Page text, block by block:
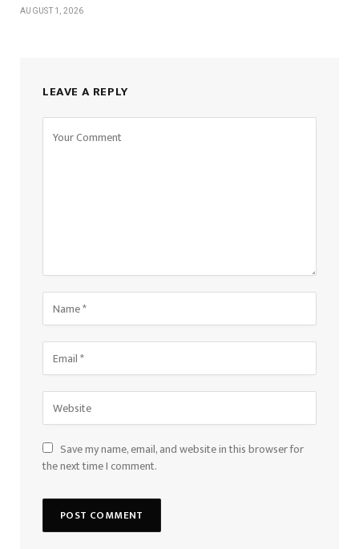
AUGUST 1, 2026
LEAVE A REPLY
Save my name, email, and website in this browser for
the next time I comment.